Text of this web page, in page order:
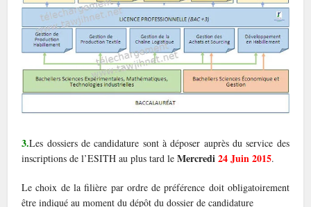
3.Les dossiers de candidature sont à déposer auprès du service des
inscriptions de l’ESITH au plus tard leMercredi24 Juin 2015.
Le choix de la filière par ordre de préférence doit obligatoirement
être indiqué au moment du dépôt du dossier de candidature